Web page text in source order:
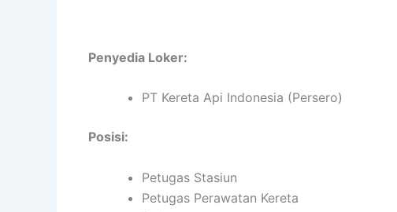
Penyedia Loker:
PT Kereta Api Indonesia (Persero)
Posisi:
Petugas Stasiun
Petugas Perawatan Kereta